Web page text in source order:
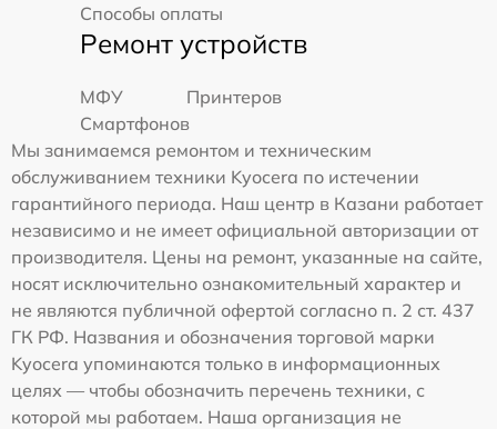
Способы оплаты
Ремонт устройств
МФУ
Принтеров
Смартфонов
Мы занимаемся ремонтом и техническим
обслуживанием техники Kyocera по истечении
гарантийного периода. Наш центр в Казани работает
независимо и не имеет официальной авторизации от
производителя. Цены на ремонт, указанные на сайте,
носят исключительно ознакомительный характер и
не являются публичной офертой согласно п. 2 ст. 437
ГК РФ. Названия и обозначения торговой марки
Kyocera упоминаются только в информационных
целях — чтобы обозначить перечень техники, с
которой мы работаем. Наша организация не